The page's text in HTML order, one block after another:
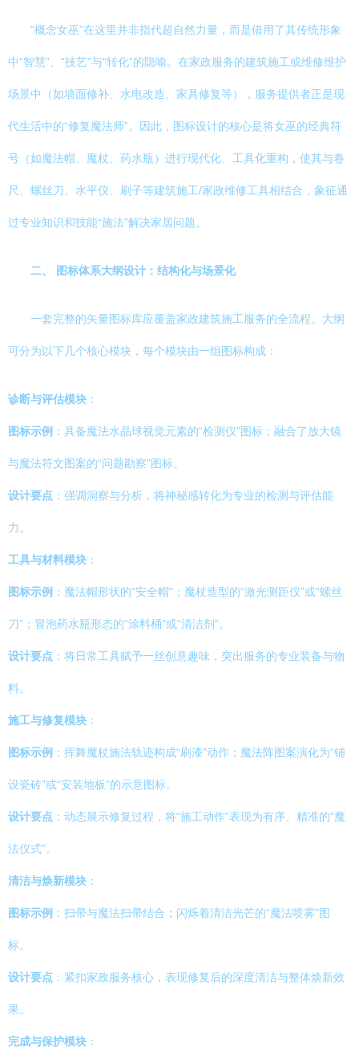
“概念女巫”在这里并非指代超自然力量，而是借用了其传统形象
中“智慧”、“技艺”与“转化”的隐喻。在家政服务的建筑施工或维修维护
场景中（如墙面修补、水电改造、家具修复等），服务提供者正是现
代生活中的“修复魔法师”。因此，图标设计的核心是将女巫的经典符
号（如魔法帽、魔杖、药水瓶）进行现代化、工具化重构，使其与卷
尺、螺丝刀、水平仪、刷子等建筑施工/家政维修工具相结合，象征通
过专业知识和技能“施法”解决家居问题。
二、 图标体系大纲设计：结构化与场景化
一套完整的矢量图标库应覆盖家政建筑施工服务的全流程。大纲
可分为以下几个核心模块，每个模块由一组图标构成：
诊断与评估模块 ：
图标示例 ：具备魔法水晶球视觉元素的“检测仪”图标；融合了放大镜
与魔法符文图案的“问题勘察”图标。
设计要点 ：强调洞察与分析，将神秘感转化为专业的检测与评估能
力。
工具与材料模块 ：
图标示例 ：魔法帽形状的“安全帽”；魔杖造型的“激光测距仪”或“螺丝
刀”；冒泡药水瓶形态的“涂料桶”或“清洁剂”。
设计要点 ：将日常工具赋予一丝创意趣味，突出服务的专业装备与物
料。
施工与修复模块 ：
图标示例 ：挥舞魔杖施法轨迹构成“刷漆”动作；魔法阵图案演化为“铺
设瓷砖”或“安装地板”的示意图标。
设计要点 ：动态展示修复过程，将“施工动作”表现为有序、精准的“魔
法仪式”。
清洁与焕新模块 ：
图标示例 ：扫帚与魔法扫帚结合；闪烁着清洁光芒的“魔法喷雾”图
标。
设计要点 ：紧扣家政服务核心，表现修复后的深度清洁与整体焕新效
果。
完成与保护模块 ：